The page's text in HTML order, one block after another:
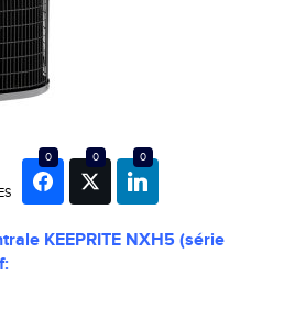
0 0 0
KEEPRITE NXH5 (série